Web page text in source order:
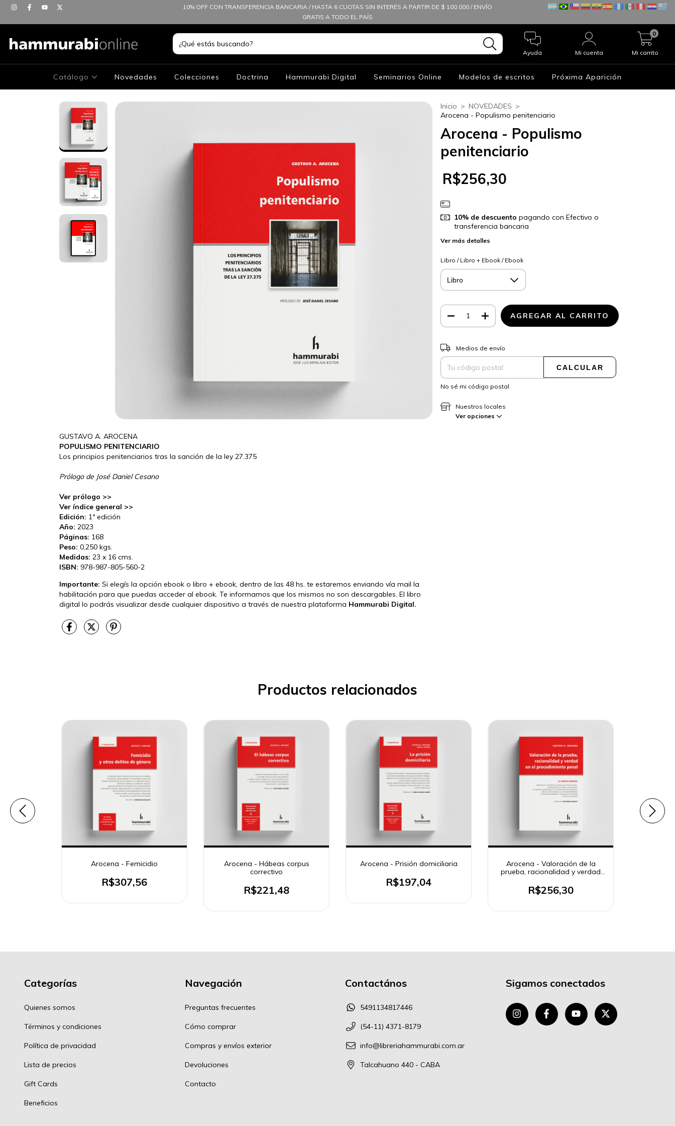
10% OFF CON TRANSFERENCIA BANCARIA / HASTA 6 CUOTAS SIN INTERÉS A PARTIR DE $ 100.000 / ENVÍO
GRATIS A TODO EL PAÍS
Ayuda Mi cuenta Mi carrito
0
Catálogo Novedades Colecciones Doctrina Hammurabi Digital Seminarios Online Modelos de escritos Próxima Aparición
GUSTAVO A. AROCENA
POPULISMO PENITENCIARIO
Los principios penitenciarios tras la sanción de la ley 27.375
Prólogo de José Daniel Cesano
Ver prólogo >>
Ver índice general >>
Edición: 1ª edición
Año: 2023
Páginas: 168
Peso: 0,250 kgs.
Medidas: 23 x 16 cms.
ISBN: 978-987-805-560-2
Importante: Si elegís la opción ebook o libro + ebook, dentro de las 48 hs. te estaremos enviando vía mail la
habilitación para que puedas acceder al ebook. Te informamos que los mismos no son descargables. El libro
digital lo podrás visualizar desde cualquier dispositivo a través de nuestra plataforma Hammurabi Digital.
Inicio > NOVEDADES >
Arocena - Populismo penitenciario
Arocena - Populismo
penitenciario
R$256,30
10% de descuento pagando con Efectivo o
transferencia bancaria
Ver más detalles
Libro / Libro + Ebook / Ebook
Entregas para el CP:
Medios de envío
CALCULAR
No sé mi código postal
Nuestros locales
Ver opciones
Productos relacionados
Arocena - Femicidio
R$307,56
Arocena - Hábeas corpus
correctivo
R$221,48
Arocena - Prisión domiciliaria
R$197,04
Arocena - Valoración de la
prueba, racionalidad y verdad
R$256,30
Categorías
Quienes somos
Términos y condiciones
Política de privacidad
Lista de precios
Gift Cards
Beneficios
Navegación
Preguntas frecuentes
Cómo comprar
Compras y envíos exterior
Devoluciones
Contacto
Contactános
5491134817446
(54-11) 4371-8179
info@libreriahammurabi.com.ar
Talcahuano 440 - CABA
Sigamos conectados